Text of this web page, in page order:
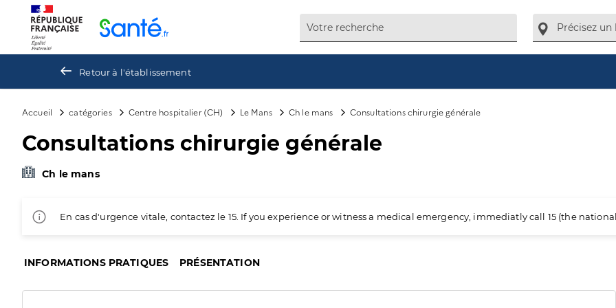
Retour à l'établissement
Accueil catégories Centre hospitalier (CH) Le Mans Ch le mans Consultations chirurgie générale
Consultations chirurgie générale
Ch le mans
En cas d'urgence vitale, contactez le 15. If you experience or witness a medical emergency, immediatly call 15 (the
INFORMATIONS PRATIQUES PRÉSENTATION
Panneau de gestion des cookies